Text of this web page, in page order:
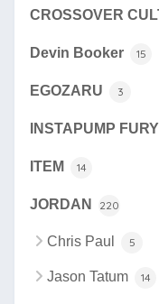
CROSSOVER
Devin Booker 15
EGOZARU 3
INSTAPUMP FURY
ITEM 14
JORDAN 220
Chris Paul 5
Jason Tatum 14